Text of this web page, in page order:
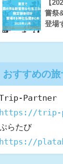
【
嘗祭
登場
おすすめの旅
https://trip-
https://